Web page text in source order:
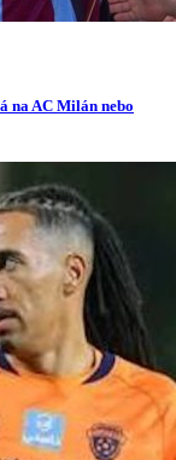
na AC Milán nebo